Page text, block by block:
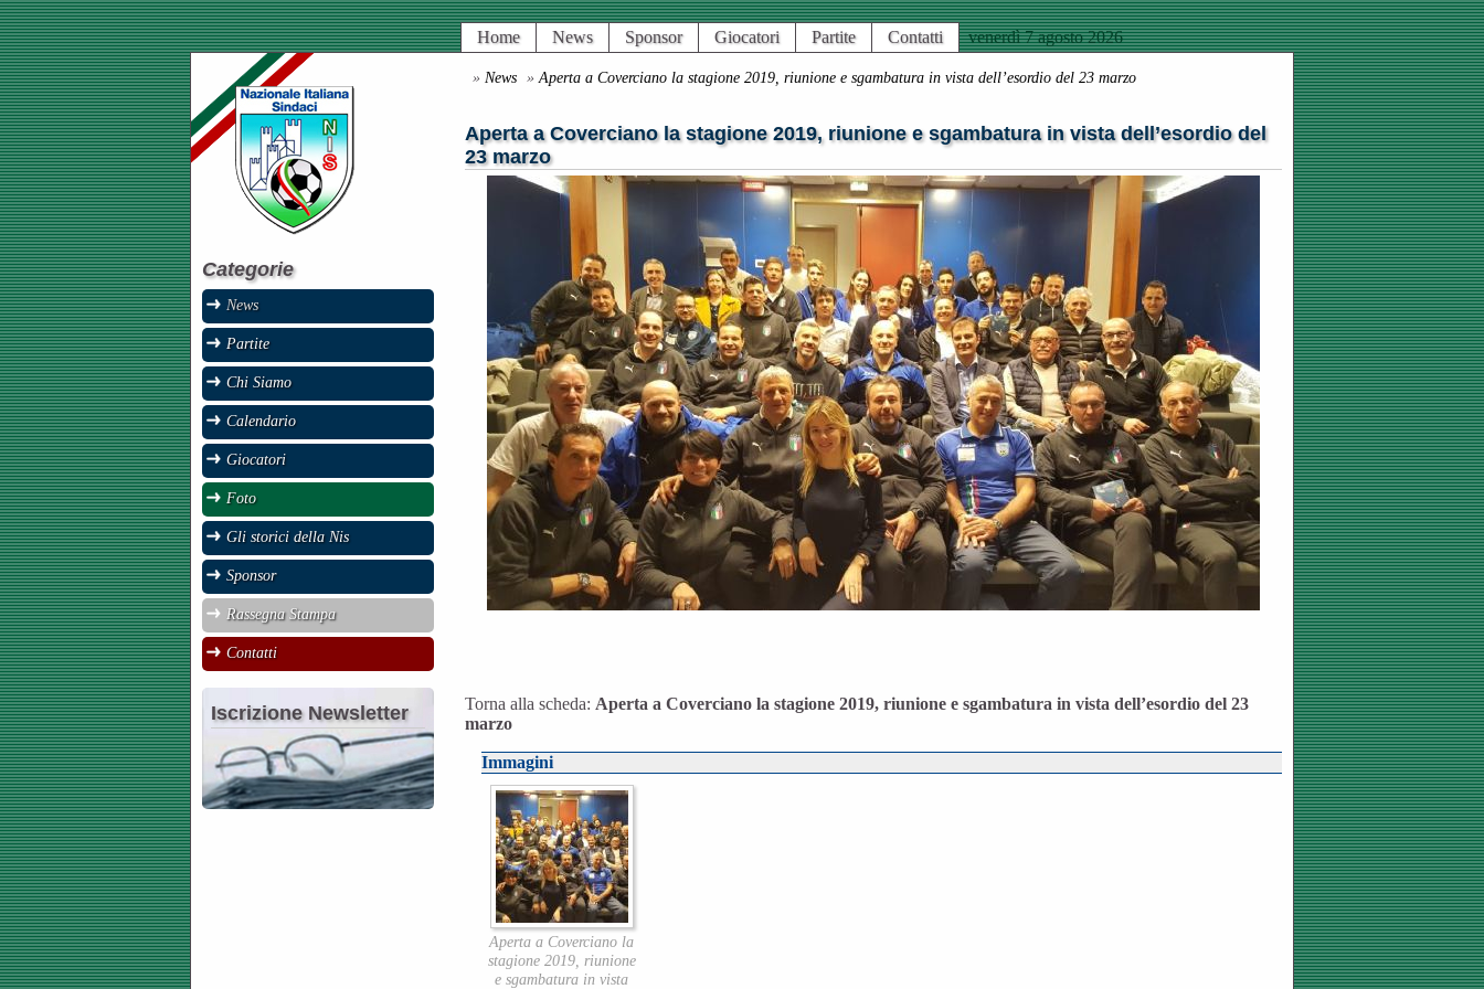
Home News Sponsor Giocatori Partite Contatti venerdì 7 agosto 2026
» News » Aperta a Coverciano la stagione 2019, riunione e sgambatura in vista dell’esordio del 23 marzo
Aperta a Coverciano la stagione 2019, riunione e sgambatura in vista dell’esordio del
23 marzo
Torna alla scheda: Aperta a Coverciano la stagione 2019, riunione e sgambatura in vista dell’esordio del 23
marzo
Immagini
Aperta a Coverciano la
stagione 2019, riunione
e sgambatura in vista
Categorie
News
Partite
Chi Siamo
Calendario
Giocatori
Foto
Gli storici della Nis
Sponsor
Rassegna Stampa
Contatti
Iscrizione Newsletter